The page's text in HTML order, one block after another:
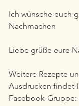
Ich wünsche euch
Nachmachen
Liebe grüße eure
Weitere Rezepte
Ausdrucken findet
Facebook-Gruppe: